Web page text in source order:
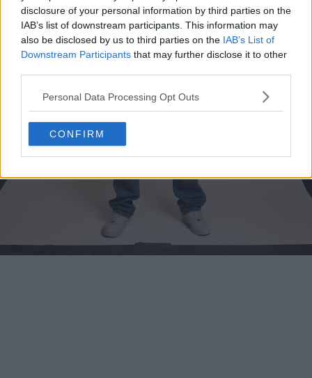
disclosure of your personal information by third parties on the
IAB’s list of downstream participants. This information may
also be disclosed by us to third parties on the IAB’s List of
Downstream Participants that may further disclose it to other
Personal Data Processing Opt Outs
CONFIRM